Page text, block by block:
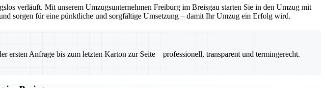
verläuft. Mit unserem Umzugsunternehmen Freiburg im Breisgau starten Sie in den Umzug mit
sorgen für eine pünktliche und sorgfältige Umsetzung – damit Ihr Umzug ein Erfolg wird.
ersten Anfrage bis zum letzten Karton zur Seite – professionell, transparent und termingerecht.